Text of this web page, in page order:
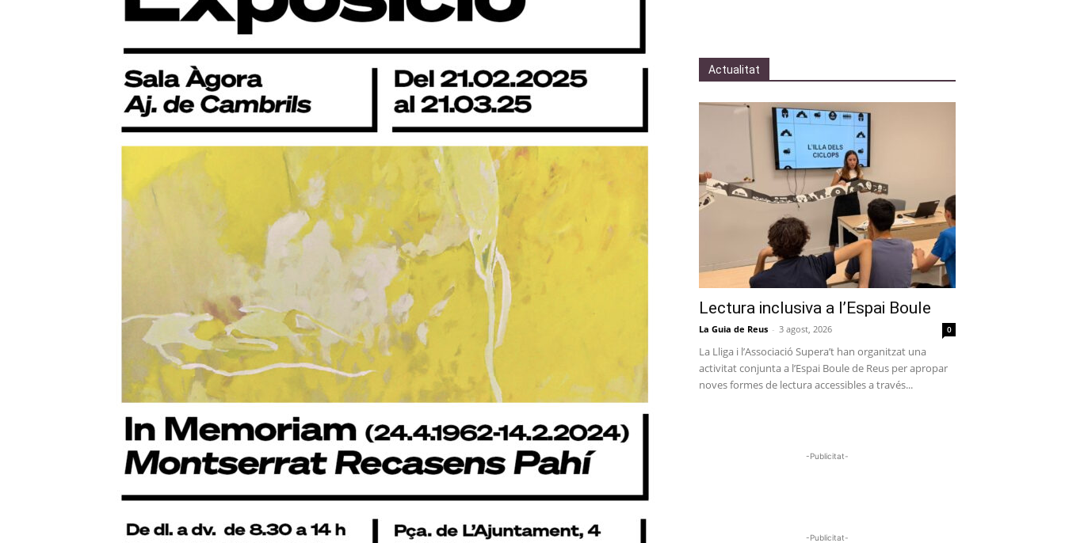
Actualitat
Lectura inclusiva a l’Espai Boule
La Guia de Reus - 3 agost, 2026 0
La Lliga i l’Associació Supera’t han organitzat una
activitat conjunta a l’Espai Boule de Reus per apropar
noves formes de lectura accessibles a través...
-Publicitat-
-Publicitat-